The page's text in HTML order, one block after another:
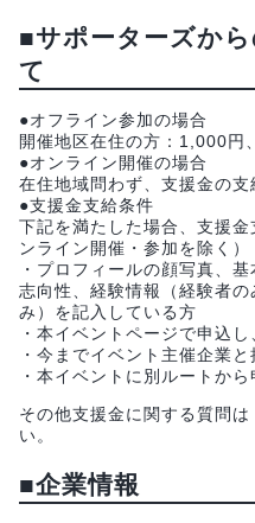
■サポーターズか
て
●オフライン参加の場合
開催地区在住の方：1,000円
●オンライン開催の場合
在住地域問わず、支援金の支
●支援金支給条件
下記を満たした場合、支援
ンライン開催・参加を除く）
・プロフィールの顔写真、
志向性、経験情報（経験者
み）を記入している方
・本イベントページで申込
・今までイベント主催企業
・本イベントに別ルートか
その他支援金に関する質問は
い。
■企業情報